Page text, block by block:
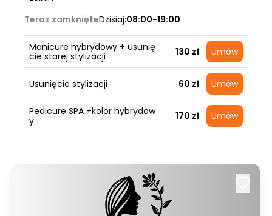
Teraz zamknięteDzisiaj:08:00-19:00
Manicure hybrydowy + usunię
cie starej stylizacji
130 zł Umów
Usunięcie stylizacji 60 zł Umów
Pedicure SPA +kolor hybrydow
y
170 zł Umów